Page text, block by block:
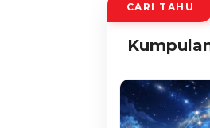
CARI TAHU